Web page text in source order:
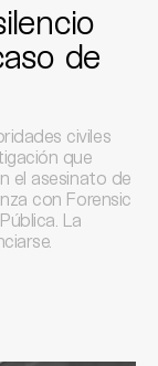
de
civiles
que
el asesinato de
con Forensic
La